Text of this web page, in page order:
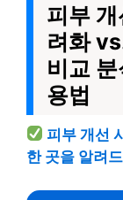
피부
려화
비교
용법
피부 개선
한 곳을 알려